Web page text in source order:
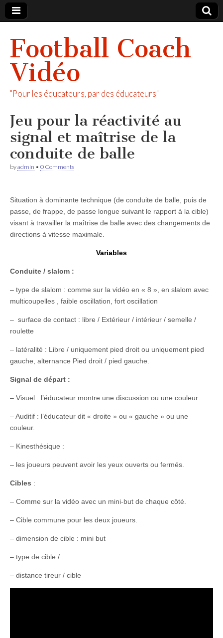
Football Coach
Vidéo
"Pour les éducateurs, par des éducateurs"
Jeu pour la réactivité au
signal et maîtrise de la
conduite de balle
byadmin • 0 Comments
Situation à dominante technique (de conduite de balle, puis de
passe, de frappe, de passe longue suivant le rapport à la cible)
visant à travailler la maîtrise de balle avec des changements de
directions à vitesse maximale.
Variables
Conduite / slalom :
– type de slalom : comme sur la vidéo en « 8 », en slalom avec
multicoupelles , faible oscillation, fort oscillation
– surface de contact : libre / Extérieur / intérieur / semelle /
roulette
– latéralité : Libre / uniquement pied droit ou uniquement pied
gauche, alternance Pied droit / pied gauche.
Signal de départ :
– Visuel : l’éducateur montre une discussion ou une couleur.
– Auditif : l’éducateur dit « droite » ou « gauche » ou une
couleur.
– Kinesthésique :
– les joueurs peuvent avoir les yeux ouverts ou fermés.
Cibles :
– Comme sur la vidéo avec un mini-but de chaque côté.
– Cible commune pour les deux joueurs.
– dimension de cible : mini but
– type de cible /
– distance tireur / cible